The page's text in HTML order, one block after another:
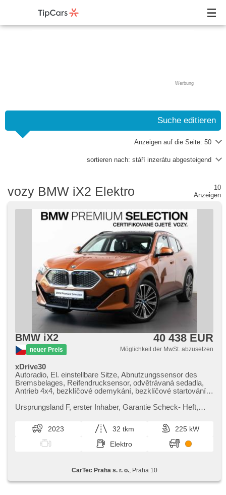
Werbung
Suche editieren
Anzeigen auf die Seite: 50
sortieren nach: stáří inzerátu abgesteigend
vozy BMW iX2 Elektro
10
Anzeigen
BMW iX2
neuer Preis
40 438 EUR
Möglichkeit der MwSt. abzusetzen
xDrive30
Autoradio, El. einstellbare Sitze, Abnutzungssensor des
Bremsbelages, Reifendrucksensor, odvětrávaná sedadla,
Antrieb 4x4, bezklíčové odemykání, bezklíčové startování,
Steifheitsregelung, LED denní svícení
Ursprungsland F,​ erster Inhaber,​ Garantie Scheck​- Heft,​
Praha. Pro více inform...
2023 32 tkm
225 kW
Elektro
CarTec Praha s. r. o., Praha 10